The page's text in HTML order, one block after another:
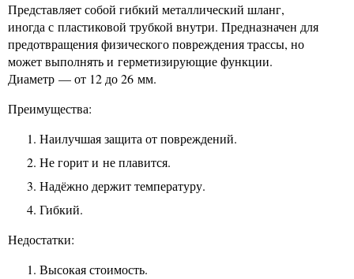
Представляет собой гибкий металлический шланг,
иногда с пластиковой трубкой внутри. Предназначен для
предотвращения физического повреждения трассы, но
может выполнять и герметизирующие функции.
Диаметр — от 12 до 26 мм.
Преимущества:
Наилучшая защита от повреждений.
Не горит и не плавится.
Надёжно держит температуру.
Гибкий.
Недостатки:
Высокая стоимость.